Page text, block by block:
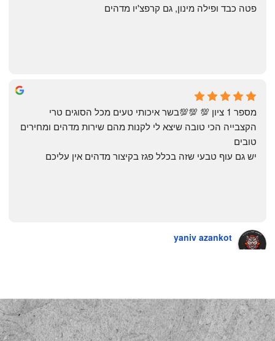
The Artechology
a year ago
פטה כבד ופילה מינון, גם קרפצ'יו מדהים
yaniv azankot
טובים
יש גם עוף טבעי שזה בכלל פגז בקיצור מדהים אין עליכם